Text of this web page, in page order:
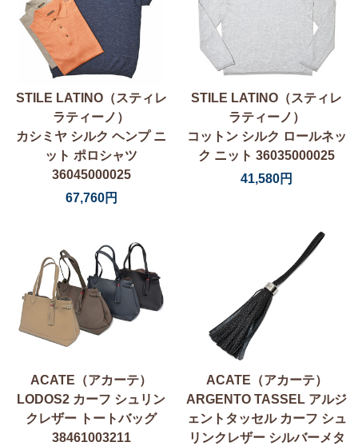
STILE LATINO（スティレ
ラティーノ）
カシミヤ シルク ヘンプ ニ
ット ポロシャツ
36045000025
67,760円
STILE LATINO（スティレ
ラティーノ）
コットン シルク ロールネッ
ク ニット 36035000025
41,580円
ACATE（アカーテ）
LODOS2 カーフ シュリン
クレザー トートバッグ
38461003211
ACATE（アカーテ）
ARGENTO TASSEL アルジ
ェントタッセル カーフ シュ
リンクレザー シルバーメタ